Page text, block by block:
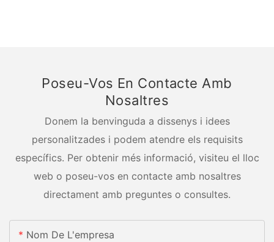
Poseu-Vos En Contacte Amb
Nosaltres
Donem la benvinguda a dissenys i idees
personalitzades i podem atendre els requisits
específics. Per obtenir més informació, visiteu el lloc
web o poseu-vos en contacte amb nosaltres
directament amb preguntes o consultes.
Nom De L'empresa